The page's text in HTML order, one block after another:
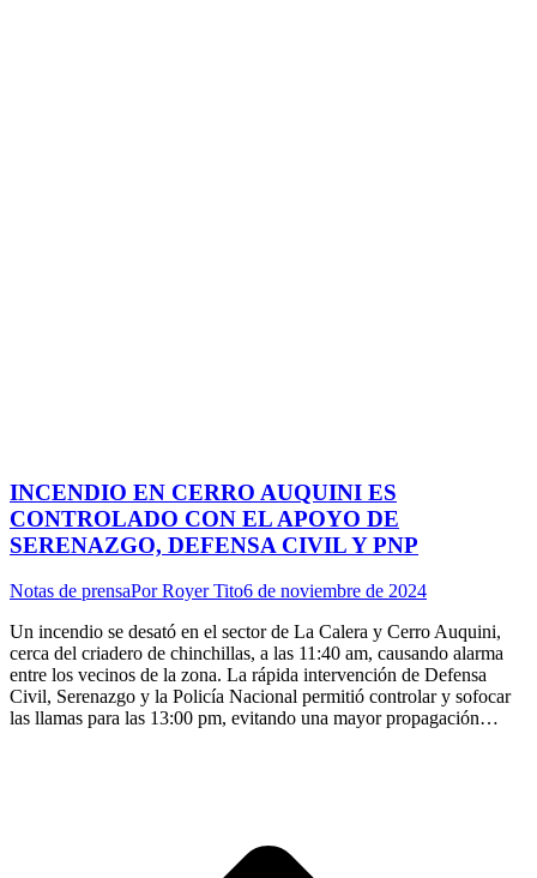
INCENDIO EN CERRO AUQUINI ES
CONTROLADO CON EL APOYO DE
SERENAZGO, DEFENSA CIVIL Y PNP
Notas de prensaPorRoyer Tito6 de noviembre de 2024
Un incendio se desató en el sector de La Calera y Cerro Auquini,
cerca del criadero de chinchillas, a las 11:40 am, causando alarma
entre los vecinos de la zona. La rápida intervención de Defensa
Civil, Serenazgo y la Policía Nacional permitió controlar y sofocar
las llamas para las 13:00 pm, evitando una mayor propagación…